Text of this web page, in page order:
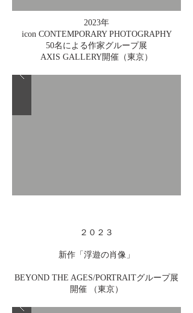
2023年
icon CONTEMPORARY PHOTOGRAPHY
50名による作家グループ展
AXIS GALLERY開催（東京）
２０２３
新作「浮遊の肖像」
BEYOND THE AGES/PORTRAITグループ展
開催 （東京）